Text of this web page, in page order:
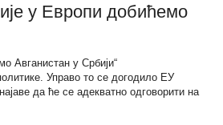
у Европи добићемо
Авганистан у Србији“
Управо то се догодило ЕУ
да ће се адекватно одговорити на